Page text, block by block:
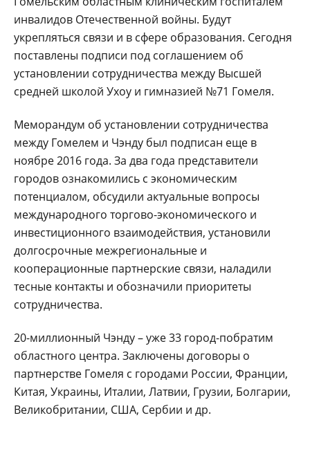
инвалидов Отечественной войны. Будут
укрепляться связи и в сфере образования. Сегодня
поставлены подписи под соглашением об
установлении сотрудничества между Высшей
средней школой Ухоу и гимназией №71 Гомеля.
Меморандум об установлении сотрудничества
между Гомелем и Чэнду был подписан еще в
ноябре 2016 года. За два года представители
городов ознакомились с экономическим
потенциалом, обсудили актуальные вопросы
международного торгово-экономического и
инвестиционного взаимодействия, установили
долгосрочные межрегиональные и
кооперационные партнерские связи, наладили
тесные контакты и обозначили приоритеты
сотрудничества.
20-миллионный Чэнду – уже 33 город-побратим
областного центра. Заключены договоры о
партнерстве Гомеля с городами России, Франции,
Китая, Украины, Италии, Латвии, Грузии, Болгарии,
Великобритании, США, Сербии и др.